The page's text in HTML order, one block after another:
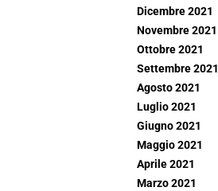
Dicembre 2021
Novembre 2021
Ottobre 2021
Settembre 2021
Agosto 2021
Luglio 2021
Giugno 2021
Maggio 2021
Aprile 2021
Marzo 2021